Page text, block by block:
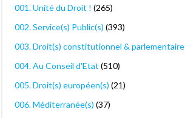
001. Unité du Droit ! (265)
002. Service(s) Public(s) (393)
003. Droit(s) constitutionnel & parlementaire
004. Au Conseil d'Etat (510)
005. Droit(s) européen(s) (21)
006. Méditerranée(s) (37)